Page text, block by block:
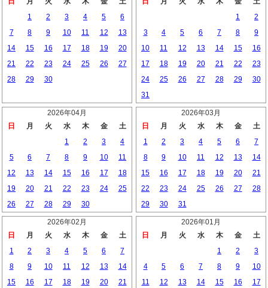
1
2 3 4 5
6
7
8 9 10 11 12
13
14
15 16 17 18 19
20
21
22 23 24 25 26
27
28
29 30
1
2
3
4 5 6 7 8
9
10
11 12 13 14 15
16
17
18 19 20 21 22
23
24
25 26 27 28 29
30
31
2026年04月
日
月 火 水 木 金
土
1
2 3
4
5
6 7 8 9 10
11
12
13 14 15 16 17
18
19
20 21 22 23 24
25
26
27 28 29 30
2026年03月
日
月 火 水 木 金
土
1
2 3 4 5 6
7
8
9 10 11 12 13
14
15
16 17 18 19 20
21
22
23 24 25 26 27
28
29
30 31
2026年02月
日
月 火 水 木 金
土
1
2 3 4 5 6
7
8
9 10 11 12 13
14
15
16 17 18 19 20
21
2026年01月
日
月 火 水 木 金
土
1
2
3
4
5 6 7 8 9
10
11
12 13 14 15 16
17